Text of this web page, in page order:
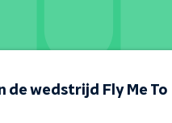
de wedstrijd Fly Me To